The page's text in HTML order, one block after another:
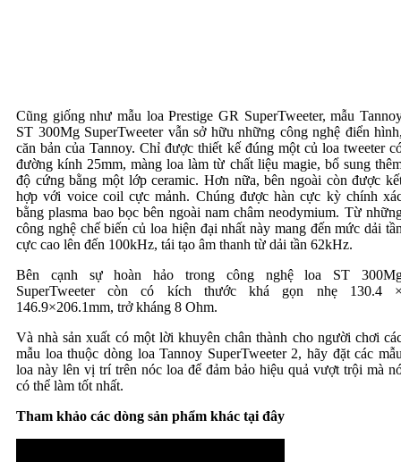
Cũng giống như mẫu loa Prestige GR SuperTweeter, mẫu
ST 300Mg SuperTweeter vẫn sở hữu những công nghệ điển
căn bản của Tannoy. Chỉ được thiết kế đúng một củ loa tweeter
đường kính 25mm, màng loa làm từ chất liệu magie, bổ sung
độ cứng bằng một lớp ceramic. Hơn nữa, bên ngoài còn được
hợp với voice coil cực mảnh. Chúng được hàn cực kỳ chính
bằng plasma bao bọc bên ngoài nam châm neodymium. Từ
công nghệ chế biến củ loa hiện đại nhất này mang đến mức dải
cực cao lên đến 100kHz, tái tạo âm thanh từ dải tần 62kHz.
Bên cạnh sự hoàn hảo trong công nghệ loa ST
SuperTweeter còn có kích thước khá gọn nhẹ 130.4
146.9×206.1mm, trở kháng 8 Ohm.
Và nhà sản xuất có một lời khuyên chân thành cho người chơi
mẫu loa thuộc dòng loa Tannoy SuperTweeter 2, hãy đặt các
loa này lên vị trí trên nóc loa để đảm bảo hiệu quả vượt trội mà
có thể làm tốt nhất.
Tham khảo các dòng sản phẩm khác tại đây